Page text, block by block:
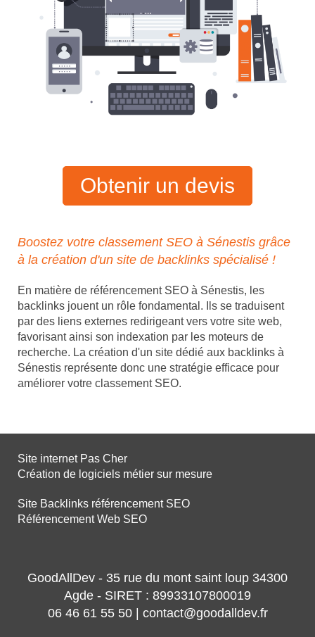
Obtenir un devis
Boostez votre classement SEO à Sénestis grâce
à la création d'un site de backlinks spécialisé !
En matière de référencement SEO à Sénestis, les
backlinks jouent un rôle fondamental. Ils se traduisent
par des liens externes redirigeant vers votre site web,
favorisant ainsi son indexation par les moteurs de
recherche. La création d'un site dédié aux backlinks à
Sénestis représente donc une stratégie efficace pour
améliorer votre classement SEO.
Site internet Pas Cher
Création de logiciels métier sur mesure
Site Backlinks référencement SEO
Référencement Web SEO
GoodAllDev - 35 rue du mont saint loup 34300
Agde - SIRET : 89933107800019
06 46 61 55 50 | contact@goodalldev.fr